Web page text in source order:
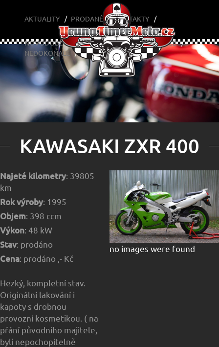
AKTUALITY PRODANÉ KONTAKTY
NOVODOBÉ YOUNGTIMERY
CAFÉ A OPICE
NEDOKONALÉ
KAWASAKI ZXR 400
KAWASAKI ZXR 400
Najeté kilometry: 39805
km
Rok výroby: 1995
Objem: 398 ccm
Výkon: 48 kW
Stav: prodáno
Cena: prodáno ,- Kč
Hezký, kompletní stav.
Originální lakování i
kapoty s drobnou
provozní kosmetikou. ( na
přání původního majitele,
byli nepochopitelně
no images were found